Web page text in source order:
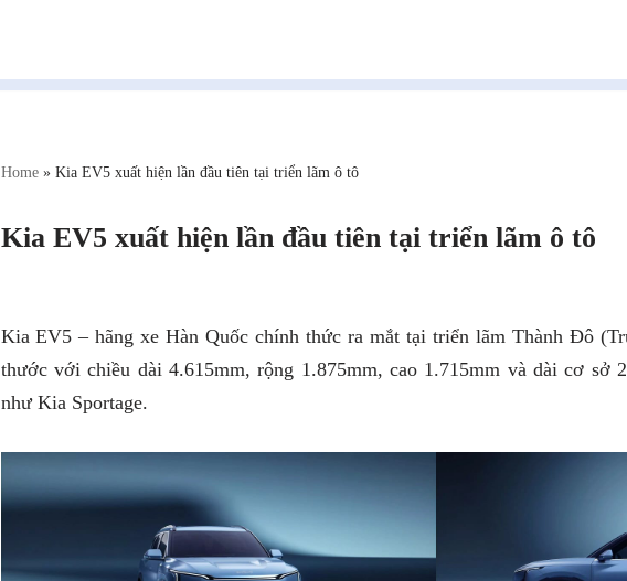
Home» Kia EV5 xuất hiện lần đầu tiên tại triển lãm ô tô
Kia EV5 xuất hiện lần đầu tiên tại triển lãm ô tô
Kia EV5 – hãng xe Hàn Quốc chính thức ra mắt tại triển lãm Thành Đô
thước với chiều dài 4.615mm, rộng 1.875mm, cao 1.715mm và dài cơ sở
như Kia Sportage.